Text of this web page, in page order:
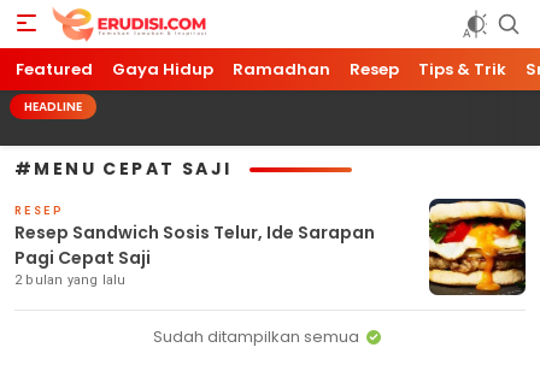
Erudisi
Temukan Jawaban dan Inspirasi
Featured Gaya Hidup Ramadhan Resep Tips & Trik
HEADLINE
#MENU CEPAT SAJI
RESEP
Resep Sandwich Sosis Telur, Ide Sarapan
Pagi Cepat Saji
2 bulan yang lalu
Sudah ditampilkan semua